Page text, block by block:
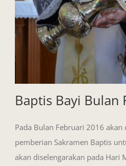
Baptis Bayi Bulan
Pada Bulan Februari 2016 akan
pemberian Sakramen Baptis
akan diselengarakan pada Hari